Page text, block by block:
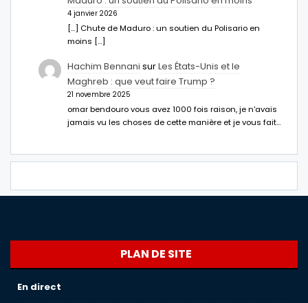
4 janvier 2026
[…] Chute de Maduro : un soutien du Polisario en
moins […]
Hachim Bennani surLes États-Unis et le
Maghreb : que veut faire Trump ?
21 novembre 2025
omar bendouro vous avez 1000 fois raison, je n'avais
jamais vu les choses de cette manière et je vous fait…
PLAN DE SITE
En direct